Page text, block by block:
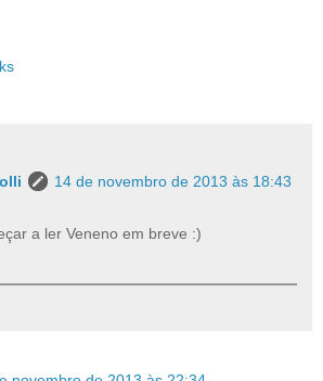
14 de novembro de 2013 às 18:43
a ler Veneno em breve :)